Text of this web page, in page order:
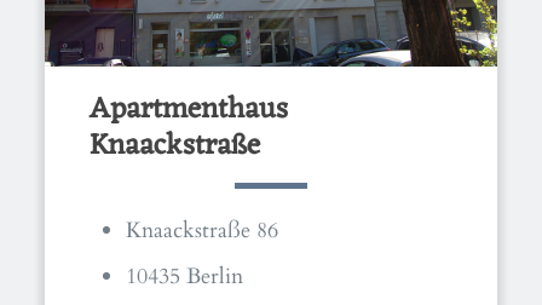
Apartmenthaus
Knaackstraße
Knaackstraße 86
10435 Berlin